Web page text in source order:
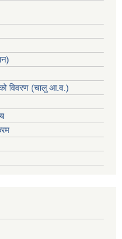
विवरण (चालु आ.व.)